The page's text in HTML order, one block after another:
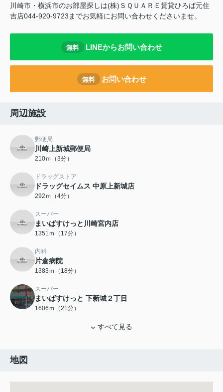
川崎市・横浜市のお部屋探しは(株)ＳＱＵＡＲＥ賃貸ひろば元住
吉店044-920-9723までお気軽にお問い合わせくださいませ。
無料 LINEからお問い合わせ
無料 お問い合わせ
周辺施設
郵便局
川崎上新城郵便局
210ｍ（3分）
ドラッグストア
ドラッグセイムス 中原上新城店
292ｍ（4分）
スーパー
まいばすけっと川崎宮内店
1351ｍ（17分）
内科
片倉病院
1383ｍ（18分）
スーパー
まいばすけっと 下新城２丁目
1606ｍ（21分）
すべて見る
地図